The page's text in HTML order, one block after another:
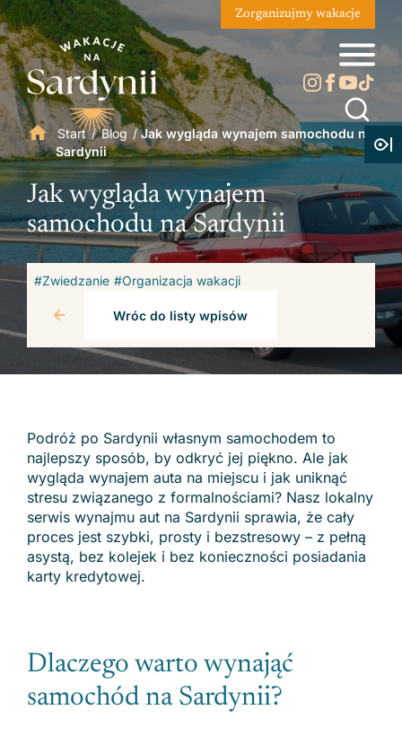
Zorganizujmy wakacje
Start/Blog /Jak wygląda wynajem samochodu na
Sardynii
Jak wygląda wynajem
samochodu na Sardynii
#Zwiedzanie #Organizacja wakacji
Wróc do listy wpisów
Podróż po Sardynii własnym samochodem to
najlepszy sposób, by odkryć jej piękno. Ale jak
wygląda wynajem auta na miejscu i jak uniknąć
stresu związanego z formalnościami? Nasz lokalny
serwis wynajmu aut na Sardynii sprawia, że cały
proces jest szybki, prosty i bezstresowy – z pełną
asystą, bez kolejek i bez konieczności posiadania
karty kredytowej.
Dlaczego warto wynająć
samochód na Sardynii?